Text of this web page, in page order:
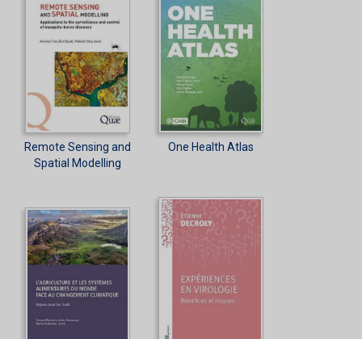
Remote Sensing and
Spatial Modelling
One Health Atlas